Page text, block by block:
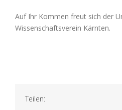
Auf Ihr Kommen freut sich der
Wissenschaftsverein Kärnten.
Teilen: